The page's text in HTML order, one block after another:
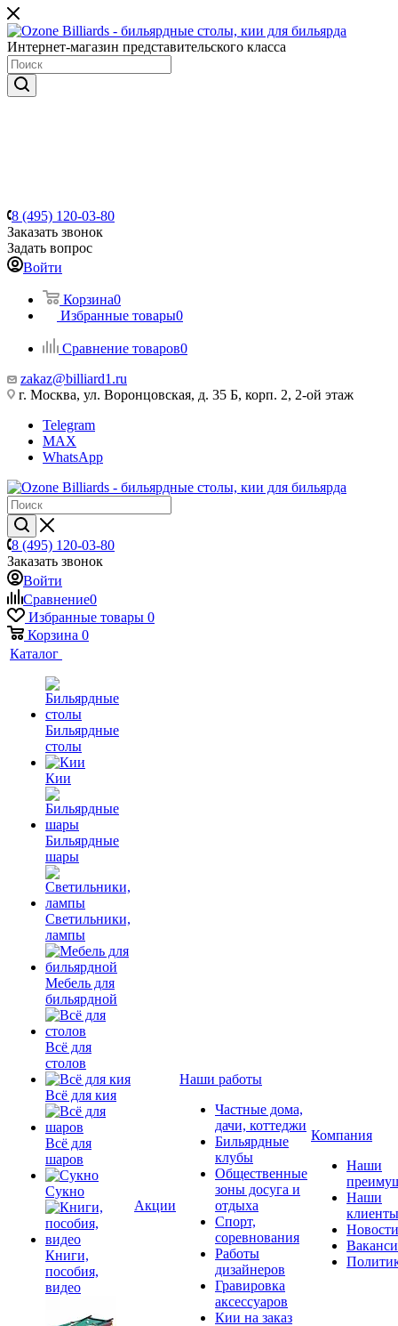
Интернет-магазин представительского класса
8 (495) 120-03-80
Заказать звонок
Задать вопрос
Войти
Корзина0
Избранные товары0
Сравнение товаров0
zakaz@billiard1.ru
г. Москва, ул. Воронцовская, д. 35 Б, корп. 2, 2-ой этаж
Telegram
MAX
WhatsApp
8 (495) 120-03-80
Заказать звонок
Войти
Сравнение0
Избранные товары 0
Корзина 0
Каталог
Бильярдные
столы
Кии
Бильярдные
шары
Светильники,
лампы
Мебель для
бильярдной
Всё для
столов
Всё для кия
Всё для
шаров
Сукно
Книги,
пособия,
видео
Акции
Наши работы
Частные дома,
дачи, коттеджи
Бильярдные
клубы
Общественные
зоны досуга и
отдыха
Спорт,
соревнования
Работы
дизайнеров
Гравировка
аксессуаров
Кии на заказ
Компания
Наши
Наши
клиенты
Новости